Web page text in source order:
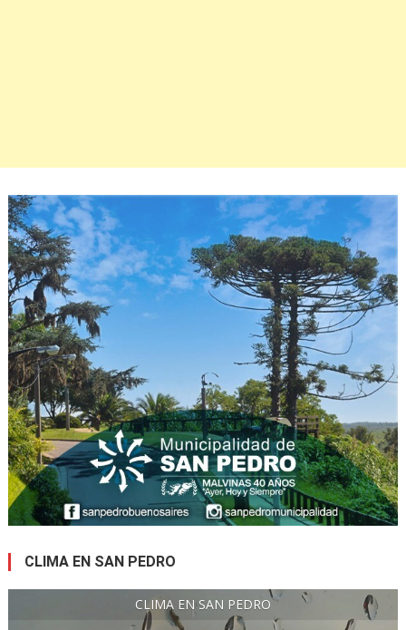
CLIMA EN SAN PEDRO
CLIMA EN SAN PEDRO